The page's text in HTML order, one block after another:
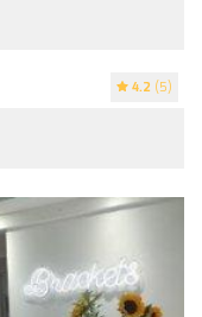
4.2 (5)